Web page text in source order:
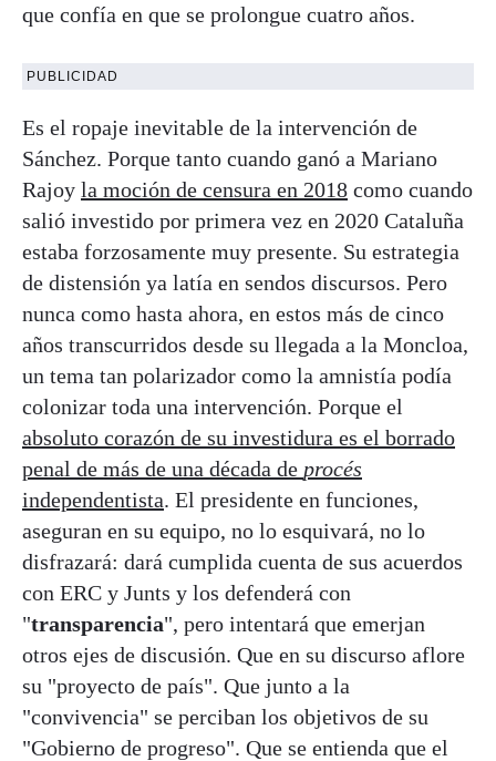
que confía en que se prolongue cuatro años.
PUBLICIDAD
Es el ropaje inevitable de la intervención de
Sánchez. Porque tanto cuando ganó a Mariano
Rajoy la moción de censura en 2018 como cuando
salió investido por primera vez en 2020 Cataluña
estaba forzosamente muy presente. Su estrategia
de distensión ya latía en sendos discursos. Pero
nunca como hasta ahora, en estos más de cinco
años transcurridos desde su llegada a la Moncloa,
un tema tan polarizador como la amnistía podía
colonizar toda una intervención. Porque el
absoluto corazón de su investidura es el borrado
penal de más de una década de procés
independentista. El presidente en funciones,
aseguran en su equipo, no lo esquivará, no lo
disfrazará: dará cumplida cuenta de sus acuerdos
con ERC y Junts y los defenderá con
"transparencia", pero intentará que emerjan
otros ejes de discusión. Que en su discurso aflore
su "proyecto de país". Que junto a la
"convivencia" se perciban los objetivos de su
"Gobierno de progreso". Que se entienda que el